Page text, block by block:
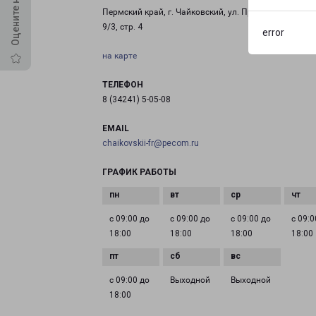
error
Пермский край, г. Чайковский, ул. Промышленная,
9/3, стр. 4
на карте
ТЕЛЕФОН
8 (34241) 5-05-08
EMAIL
chaikovskii-fr@pecom.ru
ГРАФИК РАБОТЫ
с 09:00 до
18:00
с 09:00 до
18:00
с 09:00 до
18:00
с
18:00
с 09:00 до
18:00
Выходной Выходной